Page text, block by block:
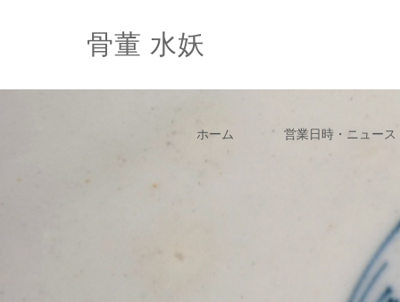
骨董 水妖
ホーム 営業日時・ニュース